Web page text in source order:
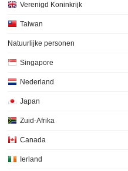
Verenigd Koninkrijk
Taiwan
Natuurlijke personen
Singapore
Nederland
Japan
Zuid-Afrika
Canada
Ierland